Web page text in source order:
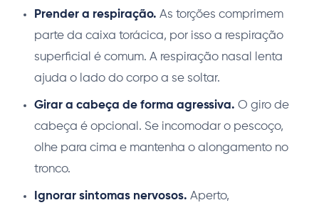
Prender a respiração. As torções comprimem
parte da caixa torácica, por isso a respiração
superficial é comum. A respiração nasal lenta
ajuda o lado do corpo a se soltar.
Girar a cabeça de forma agressiva. O giro de
cabeça é opcional. Se incomodar o pescoço,
olhe para cima e mantenha o alongamento no
tronco.
Ignorar sintomas nervosos. Aperto,